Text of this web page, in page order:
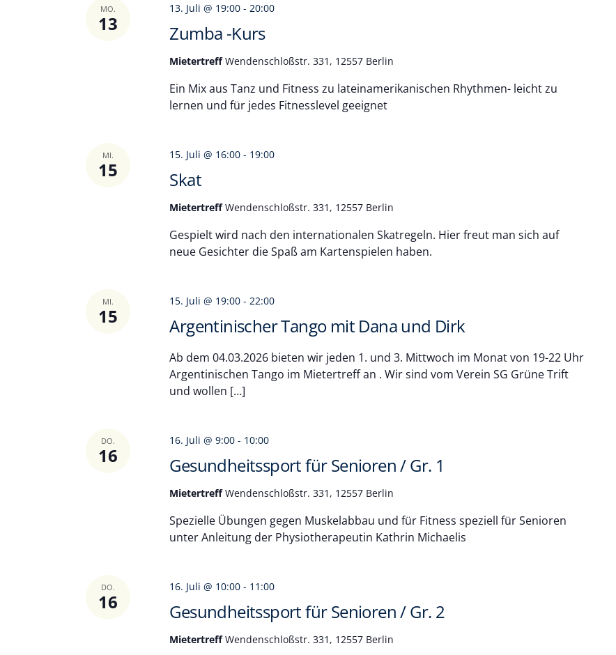
MO.
13 Zumba -Kurs
13. Juli @ 19:00 -20:00
MietertreffWendenschloßstr. 331, 12557 Berlin
Ein Mix aus Tanz und Fitness zu lateinamerikanischen Rhythmen- leicht zu
lernen und für jedes Fitnesslevel geeignet
MI.
15 Skat
15. Juli @ 16:00 - 19:00
MietertreffWendenschloßstr. 331, 12557 Berlin
Gespielt wird nach den internationalen Skatregeln. Hier freut man sich auf
neue Gesichter die Spaß am Kartenspielen haben.
MI.
15 Argentinischer Tango mit Dana und Dirk
15. Juli @ 19:00 -22:00
Ab dem 04.03.2026 bieten wir jeden 1. und 3. Mittwoch im Monat von 19-22 Uhr
Argentinischen Tango im Mietertreff an . Wir sind vom Verein SG Grüne Trift
und wollen […]
DO.
16 Gesundheitssport für Senioren / Gr. 1
16. Juli @ 9:00 - 10:00
MietertreffWendenschloßstr. 331, 12557 Berlin
Spezielle Übungen gegen Muskelabbau und für Fitness speziell für Senioren
unter Anleitung der Physiotherapeutin Kathrin Michaelis
DO.
16 Gesundheitssport für Senioren / Gr. 2
16. Juli @ 10:00 - 11:00
MietertreffWendenschloßstr. 331, 12557 Berlin